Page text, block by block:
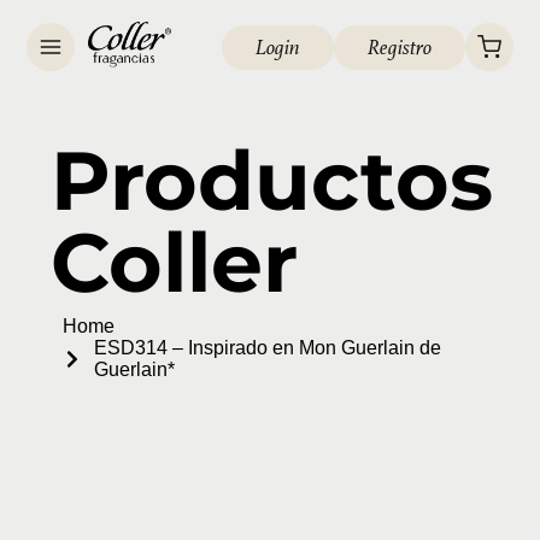
Login Registro
Productos
Coller
Home
ESD314 – Inspirado en Mon Guerlain de
Guerlain*